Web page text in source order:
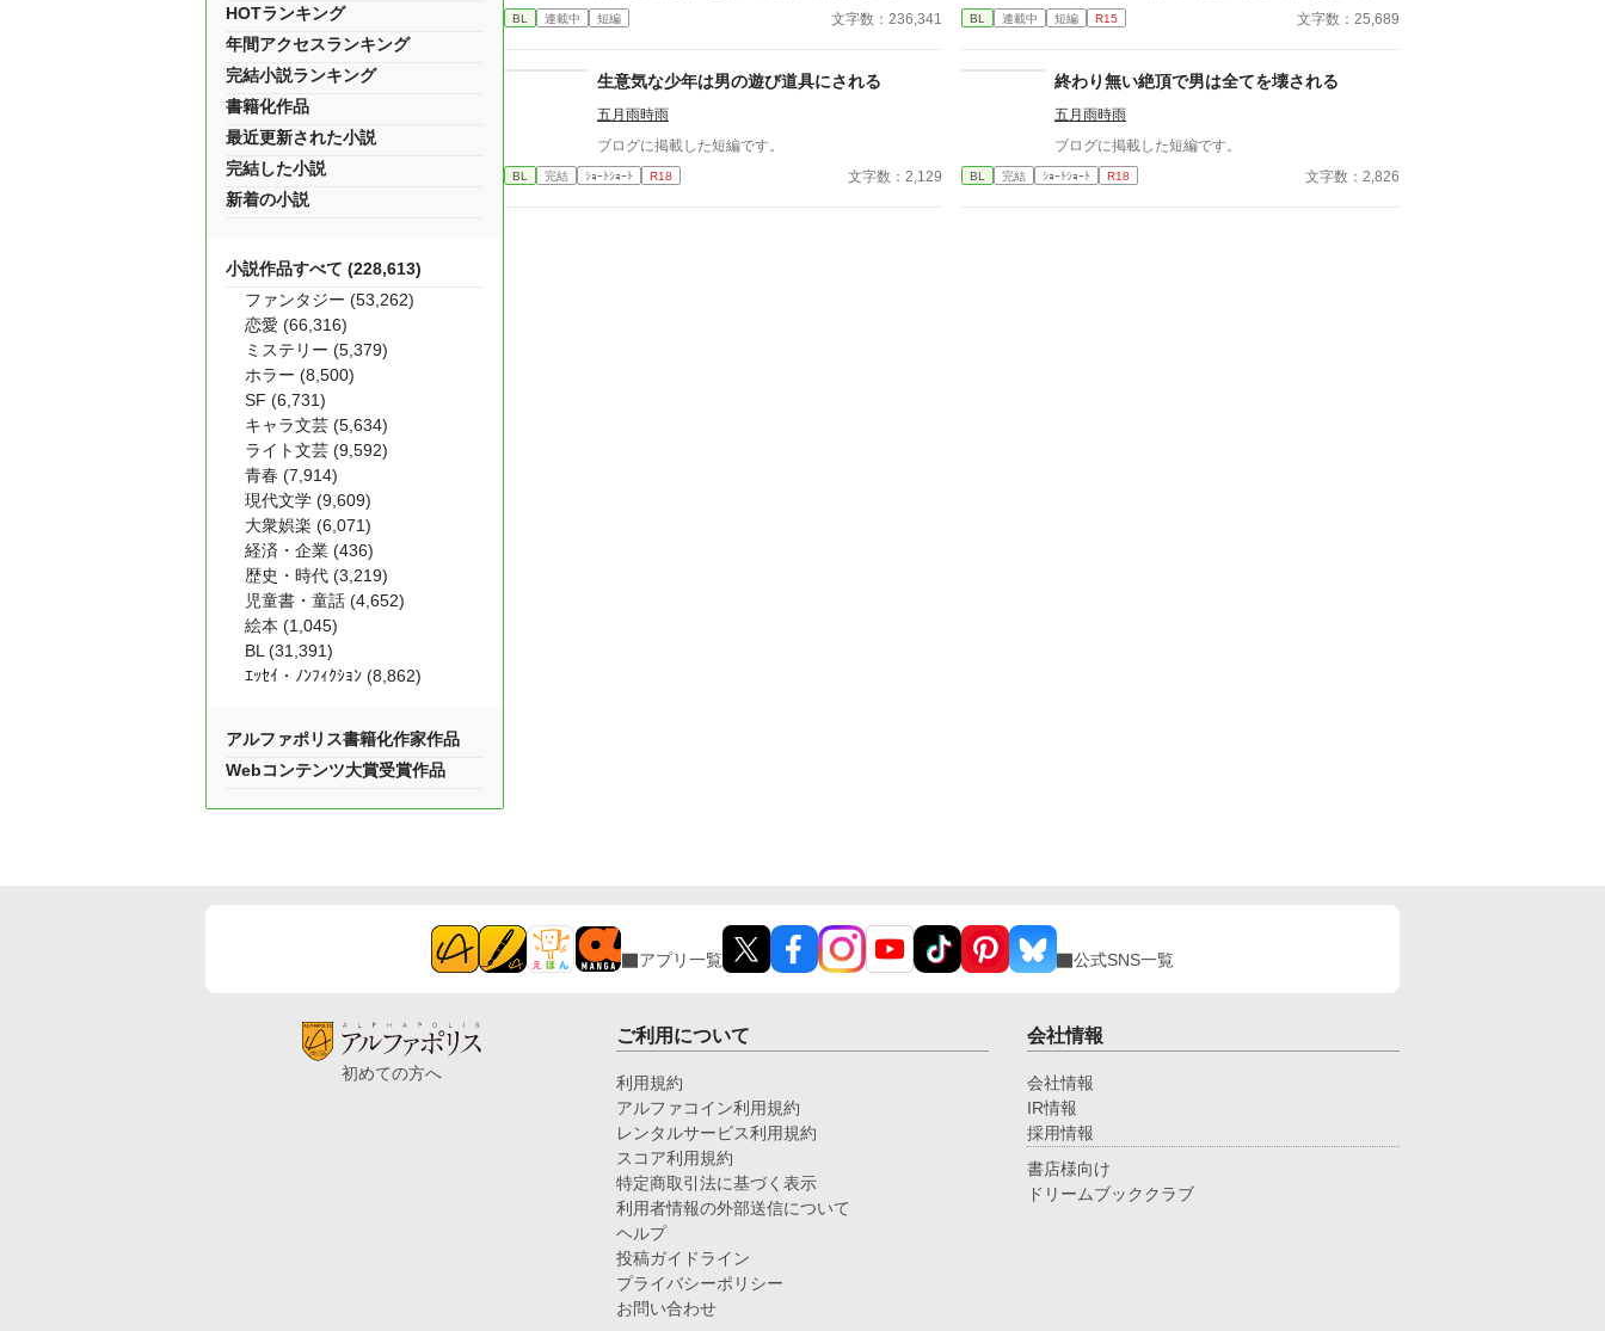
園にとって最高の生贄の候補に他ならなかった 至高
の筋肉を持つ、精神を削られ意志をなくした青年を太
躍する 意志をなくし筋肉の操り人形と化した“デク”
消える教師 山奥の男子校で繰り広げられるダークフ
ァンタジー
BL 連載中 短編 文字数：236,341
が、その“完璧”が崩れる日がくるとは、誰も想像して
いなかった。 入社三年目の篠原は、榊の直属の部
べる青年。 ある夜、取引先とのトラブル対応で二人
だけが残ったオフィスで、 篠原は上司に向かって、
いつもの穏やかな口調を崩した。「……そんな顔、部
下には見せないんですね」 疲労で僅かに緩んだ榊の
離を詰める。 「強がらなくていいですよ。俺の前で
BL 連載中 短編 R15 文字数：25,689
生意気な少年は男の遊び道具にされる
五月雨時雨
ブログに掲載した短編です。
BL 完結 ｼｮｰﾄｼｮｰﾄ R18 文字数：2,129
終わり無い絶頂で男は全てを壊される
五月雨時雨
ブログに掲載した短編です。
BL 完結 ｼｮｰﾄｼｮｰﾄ R18 文字数：2,826
HOTランキング
年間アクセスランキング
完結小説ランキング
書籍化作品
最近更新された小説
完結した小説
新着の小説
小説作品すべて (228,613)
ファンタジー (53,262)
恋愛 (66,316)
ミステリー (5,379)
ホラー (8,500)
SF (6,731)
キャラ文芸 (5,634)
ライト文芸 (9,592)
青春 (7,914)
現代文学 (9,609)
大衆娯楽 (6,071)
経済・企業 (436)
歴史・時代 (3,219)
児童書・童話 (4,652)
絵本 (1,045)
BL (31,391)
ｴｯｾｲ・ﾉﾝﾌｨｸｼｮﾝ (8,862)
アルファポリス書籍化作家作品
Webコンテンツ大賞受賞作品
アプリ一覧 公式SNS一覧
初めての方へ
ご利用について
利用規約
アルファコイン利用規約
レンタルサービス利用規約
スコア利用規約
特定商取引法に基づく表示
利用者情報の外部送信について
ヘルプ
投稿ガイドライン
プライバシーポリシー
お問い合わせ
会社情報
会社情報
IR情報
採用情報
書店様向け
ドリームブッククラブ